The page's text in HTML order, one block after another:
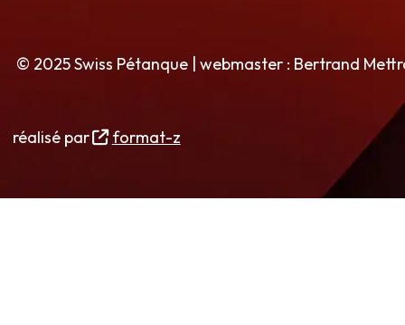
© 2025 Swiss Pétanque | webmaster : Bertrand
réalisé par format-z